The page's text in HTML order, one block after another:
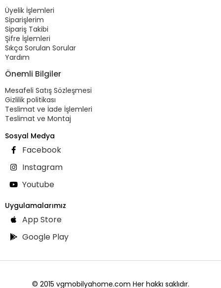
Üyelik İşlemleri
Siparişlerim
Sipariş Takibi
Şifre İşlemleri
Sıkça Sorulan Sorular
Yardım
Önemli Bilgiler
Mesafeli Satış Sözleşmesi
Gizlilik politikası
Teslimat ve İade İşlemleri
Teslimat ve Montaj
Sosyal Medya
Facebook
Instagram
Youtube
Uygulamalarımız
App Store
Google Play
© 2015 vgmobilyahome.com Her hakkı saklıdır.